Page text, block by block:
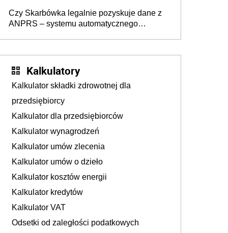
Czy Skarbówka legalnie pozyskuje dane z
ANPRS – systemu automatycznego
Kalkulatory
Kalkulator składki zdrowotnej dla
przedsiębiorcy
Kalkulator dla przedsiębiorców
Kalkulator wynagrodzeń
Kalkulator umów zlecenia
Kalkulator umów o dzieło
Kalkulator kosztów energii
Kalkulator kredytów
Kalkulator VAT
Odsetki od zaległości podatkowych